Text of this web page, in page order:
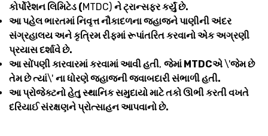
કોર્પોરેશન લિમિટેડ (MTDC) ને ટ્રાન્સફર કર્યું છે.
આ પહેલ ભારતમાં નિવૃત્ત નૌકાદળના જહાજને પાણીની અંદર
સંગ્રહાલય અને કૃત્રિમ રીફમાં રૂપાંતરિત કરવાનો એક અગ્રણી
પ્રયાસ દર્શાવે છે.
આ સોંપણી કારવારમાં કરવામાં આવી હતી, જેમાં MTDCએ\'જેમ છે
તેમ છે ત્યાં\' ના ધોરણે જહાજની જવાબદારી સંભાળી હતી.
આ પ્રોજેક્ટનો હેતુ સ્થાનિક સમુદાયો માટે તકો ઊભી કરતી વખતે
દરિયાઈ સંરક્ષણને પ્રોત્સાહન આપવાનો છે.